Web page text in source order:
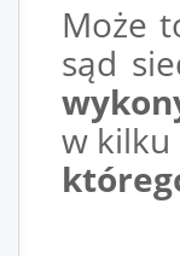
Może
sąd
w kilku